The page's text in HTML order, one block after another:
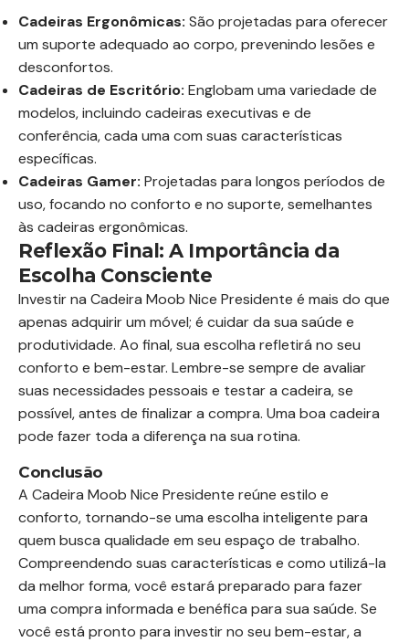
Cadeiras Ergonômicas: São projetadas para oferecer
um suporte adequado ao corpo, prevenindo lesões e
desconfortos.
Cadeiras de Escritório: Englobam uma variedade de
modelos, incluindo cadeiras executivas e de
conferência, cada uma com suas características
específicas.
Cadeiras Gamer: Projetadas para longos períodos de
uso, focando no conforto e no suporte, semelhantes
às cadeiras ergonômicas.
Reflexão Final: A Importância da
Escolha Consciente
Investir na Cadeira Moob Nice Presidente é mais do que
apenas adquirir um móvel; é cuidar da sua saúde e
produtividade. Ao final, sua escolha refletirá no seu
conforto e bem-estar. Lembre-se sempre de avaliar
suas necessidades pessoais e testar a cadeira, se
possível, antes de finalizar a compra. Uma boa cadeira
pode fazer toda a diferença na sua rotina.
Conclusão
A Cadeira Moob Nice Presidente reúne estilo e
conforto, tornando-se uma escolha inteligente para
quem busca qualidade em seu espaço de trabalho.
Compreendendo suas características e como utilizá-la
da melhor forma, você estará preparado para fazer
uma compra informada e benéfica para sua saúde. Se
você está pronto para investir no seu bem-estar, a